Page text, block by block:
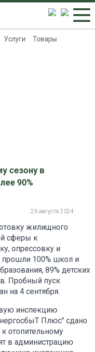
Услуги Товары
сезону в
90%
26 августа 2024
жилищного
сферы к
опрессовку и
прошли 100% школ и
89% детских
Пробный пуск
на 4 сентября.
инспекцию
Плюс" сдано
отопительному
в администрацию